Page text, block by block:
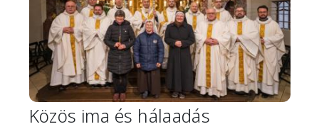
Közös ima és hálaadás